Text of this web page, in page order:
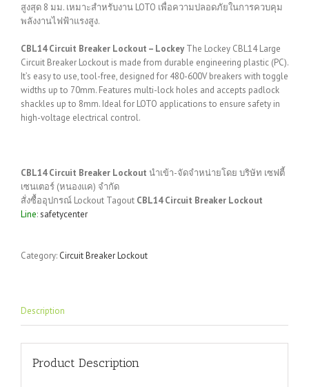
สูงสุด 8 มม. เหมาะสำหรับงาน LOTO เพื่อความปลอดภัยในการควบคุม
พลังงานไฟฟ้าแรงสูง.
CBL14 Circuit Breaker Lockout – Lockey The Lockey CBL14 Large
Circuit Breaker Lockout is made from durable engineering plastic (PC).
It’s easy to use, tool-free, designed for 480-600V breakers with toggle
widths up to 70mm. Features multi-lock holes and accepts padlock
shackles up to 8mm. Ideal for LOTO applications to ensure safety in
high-voltage electrical control.
CBL14 Circuit Breaker Lockout นำเข้า-จัดจำหน่ายโดย บริษัท เซฟตี้
เซนเตอร์ (หนองแค) จำกัด
สั่งซื้ออุปกรณ์ Lockout Tagout CBL14 Circuit Breaker Lockout
Line:safetycenter
Category: Circuit Breaker Lockout
Description
Product Description